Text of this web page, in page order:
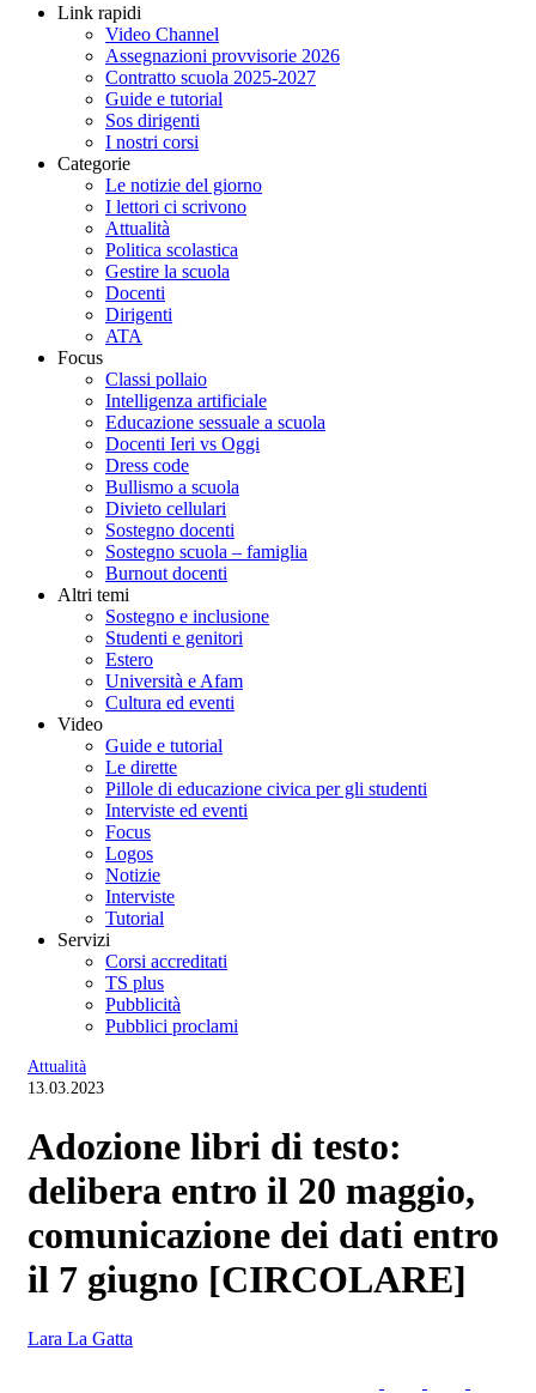
Link rapidi
Video Channel
Assegnazioni provvisorie 2026
Contratto scuola 2025-2027
Guide e tutorial
Sos dirigenti
I nostri corsi
Categorie
Le notizie del giorno
I lettori ci scrivono
Attualità
Politica scolastica
Gestire la scuola
Docenti
Dirigenti
ATA
Focus
Classi pollaio
Intelligenza artificiale
Educazione sessuale a scuola
Docenti Ieri vs Oggi
Dress code
Bullismo a scuola
Divieto cellulari
Sostegno docenti
Sostegno scuola – famiglia
Burnout docenti
Altri temi
Sostegno e inclusione
Studenti e genitori
Estero
Università e Afam
Cultura ed eventi
Video
Guide e tutorial
Le dirette
Pillole di educazione civica per gli studenti
Interviste ed eventi
Focus
Logos
Notizie
Interviste
Tutorial
Servizi
Corsi accreditati
TS plus
Pubblicità
Pubblici proclami
Attualità
13.03.2023
Adozione libri di testo:
delibera entro il 20 maggio,
comunicazione dei dati entro
il 7 giugno [CIRCOLARE]
Lara La Gatta